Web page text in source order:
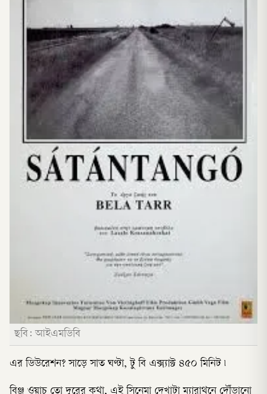
ছবি: আইএমডিবি
এর ডিউরেশন? সাড়ে সাত ঘণ্টা, টু বি এক্স্যাক্ট ৪৫০ মিনিট ৷
বিঞ্জ ওয়াচ তো দূরের কথা, এই সিনেমা দেখাটা ম্যারাথনে দৌঁড়ানো